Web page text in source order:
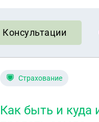
Консультации
Страхование
Как быть и куда